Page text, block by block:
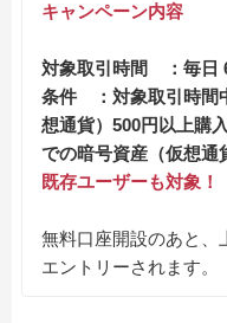
キャンペーン内容
対象取引時間 ：毎日
条件 ：対象取引時間
想通貨）500円以上購
での暗号資産（仮想通
既存ユーザーも対象！
無料口座開設のあと、
エントリーされます。